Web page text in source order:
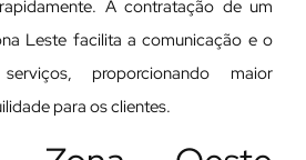
A contratação de um
Leste facilita a comunicação e o
proporcionando maior
para os clientes.